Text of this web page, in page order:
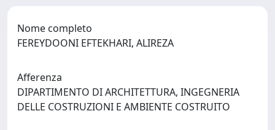
Nome completo
FEREYDOONI EFTEKHARI, ALIREZA
Afferenza
DIPARTIMENTO DI ARCHITETTURA, INGEGNERIA
DELLE COSTRUZIONI E AMBIENTE COSTRUITO